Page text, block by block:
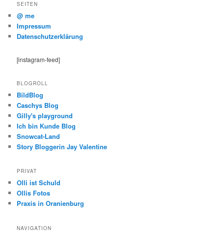
SEITEN
@ me
Impressum
Datenschutzerklärung
[instagram-feed]
BLOGROLL
BildBlog
Caschys Blog
Gilly's playground
Ich bin Kunde Blog
Snowcat-Land
Story Bloggerin Jay Valentine
PRIVAT
Olli ist Schuld
Ollis Fotos
Praxis in Oranienburg
NAVIGATION